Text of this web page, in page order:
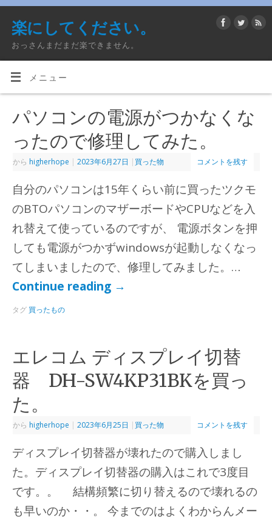
楽にしてください。
おっさんまだまだ楽できません。
メニュー
パソコンの電源がつかなくな
ったので修理してみた。
から higherhope | 2023年6月27日 | 買った物 コメントを残す
自分のパソコンは15年くらい前に買ったツクモ
のBTOパソコンのマザーボードやCPUなどを入
れ替えて使っているのですが、 電源ボタンを押
しても電源がつかずwindowsが起動しなくなっ
てしまいましたので、修理してみました。…
Continue reading →
タグ 買ったもの
エレコム ディスプレイ切替
器 DH-SW4KP31BKを買っ
た。
から higherhope | 2023年6月25日 | 買った物 コメントを残す
ディスプレイ切替器が壊れたので購入しまし
た。ディスプレイ切替器の購入はこれで3度目
です。。 結構頻繁に切り替えるので壊れるの
も早いのか・・。 今までのはよくわからんメー